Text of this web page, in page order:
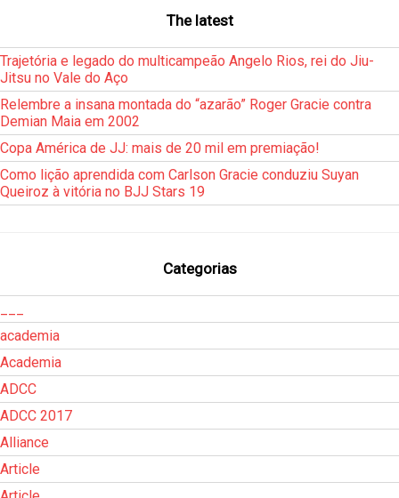
The latest
Trajetória e legado do multicampeão Angelo Rios, rei do Jiu-
Jitsu no Vale do Aço
Relembre a insana montada do “azarão” Roger Gracie contra
Demian Maia em 2002
Copa América de JJ: mais de 20 mil em premiação!
Como lição aprendida com Carlson Gracie conduziu Suyan
Queiroz à vitória no BJJ Stars 19
Categorias
academia
Academia
ADCC
ADCC 2017
Alliance
Article